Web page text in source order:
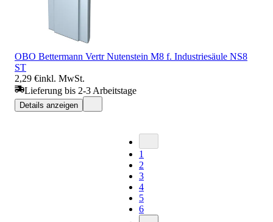
OBO Bettermann Vertr Nutenstein M8 f. Industriesäule NS8
ST
2,29 €inkl. MwSt.
Lieferung bis 2-3 Arbeitstage
Details anzeigen
1
2
3
4
5
6